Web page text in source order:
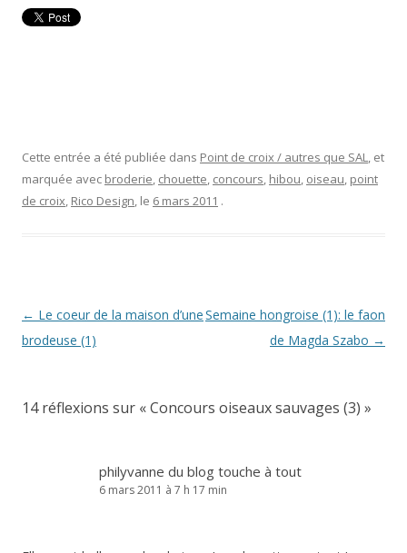
Cette entrée a été publiée dans Point de croix / autres que SAL, et
marquée avec broderie, chouette, concours, hibou, oiseau, point
de croix, Rico Design, le 6 mars 2011 .
Navigation
des
← Le coeur de la maison d’une
brodeuse (1)
Semaine hongroise (1): le faon
de Magda Szabo →
14 réflexions sur «Concours oiseaux sauvages (3) »
philyvanne du blog touche à tout
6 mars 2011 à 7 h 17 min